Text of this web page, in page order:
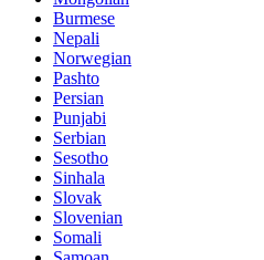
Burmese
Nepali
Norwegian
Pashto
Persian
Punjabi
Serbian
Sesotho
Sinhala
Slovak
Slovenian
Somali